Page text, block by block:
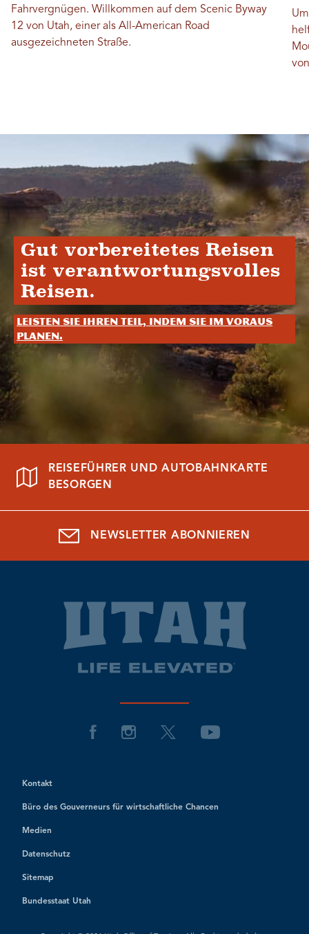
Fahrvergnügen. Willkommen auf dem Scenic Byway
12 von Utah, einer als All-American Road
ausgezeichneten Straße.
Gut vorbereitetes Reisen
ist verantwortungsvolles
Reisen.
Leisten Sie Ihren Teil, indem Sie im Voraus
planen.
REISEFÜHRER UND AUTOBAHNKARTE
BESORGEN
NEWSLETTER ABONNIEREN
Kontakt
Büro des Gouverneurs für wirtschaftliche Chancen
Medien
Datenschutz
Sitemap
Bundesstaat Utah